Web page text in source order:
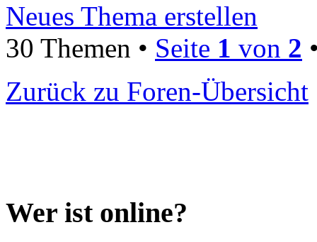
Neues Thema erstellen
30 Themen • Seite 1 von 2
Zurück zu Foren-Übersicht
Wer ist online?